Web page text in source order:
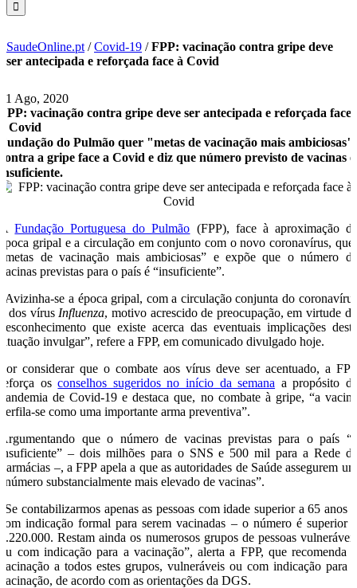
SaudeOnline.pt /Covid-19 /FPP: vacinação contra gripe deve
ser antecipada e reforçada face à Covid
21 Ago, 2020
FPP: vacinação contra gripe deve ser antecipada e reforçada face
à Covid
Fundação do Pulmão quer "metas de vacinação mais ambiciosas"
contra a gripe face a Covid e diz que número previsto de vacinas é
insuficiente.
AFundação Portuguesa do Pulmão (FPP), face à aproximação da
época gripal e a circulação em conjunto com o novo coronavírus, quer
“metas de vacinação mais ambiciosas” e expõe que o número de
vacinas previstas para o país é “insuficiente”.
“Avizinha-se a época gripal, com a circulação conjunta do coronavírus
e dos vírus Influenza, motivo acrescido de preocupação, em virtude do
desconhecimento que existe acerca das eventuais implicações desta
situação invulgar”, refere a FPP, em comunicado divulgado hoje.
Por considerar que o combate aos vírus deve ser acentuado, a FPP
reforça osconselhos sugeridos no início da semana a propósito da
pandemia de Covid-19 e destaca que, no combate à gripe, “a vacina
perfila-se como uma importante arma preventiva”.
Argumentando que o número de vacinas previstas para o país “é
insuficiente” – dois milhões para o SNS e 500 mil para a Rede de
Farmácias –, a FPP apela a que as autoridades de Saúde assegurem um
“número substancialmente mais elevado de vacinas”.
“Se contabilizarmos apenas as pessoas com idade superior a 65 anos –
com indicação formal para serem vacinadas – o número é superior a
2.220.000. Restam ainda os numerosos grupos de pessoas vulneráveis
ou com indicação para a vacinação”, alerta a FPP, que recomenda a
vacinação a todos estes grupos, vulneráveis ou com indicação para a
vacinação, de acordo com as orientações da DGS.